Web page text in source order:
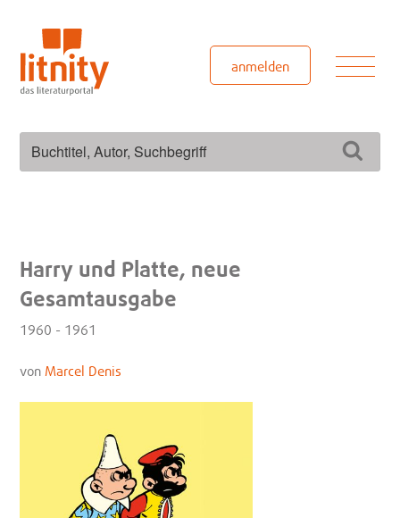
springen
anmelden
Harry und Platte, neue
Gesamtausgabe
1960 - 1961
von Marcel Denis